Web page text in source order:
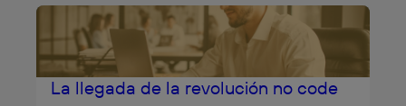
La llegada de la revolución no code